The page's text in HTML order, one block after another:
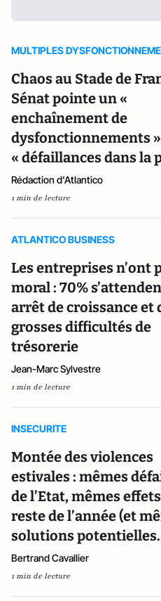
MULTIPLES
Chaos au Stade de
Sénat pointe un «
enchaînement de
dysfonctionnements
« défaillances dans la
Rédaction d'Atlantico
1 min de lecture
ATLANTICO BUSINESS
Les entreprises n’ont
moral : 70%
arrêt de croissance et
grosses difficultés de
trésorerie
Jean-Marc Sylvestre
1 min de lecture
INSECURITE
Montée des violences
estivales : mêmes
de l’Etat, mêmes
reste de l’année (et
solutions
Bertrand Cavallier
1 min de lecture